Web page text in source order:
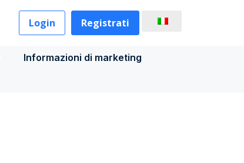
Login Registrati
Informazioni di marketing